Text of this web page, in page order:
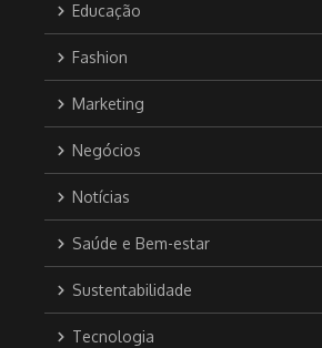
Educação
Fashion
Marketing
Negócios
Notícias
Saúde e Bem-estar
Sustentabilidade
Tecnologia